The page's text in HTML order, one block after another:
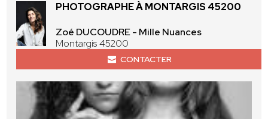
PHOTOGRAPHE À MONTARGIS 45200
Zoé DUCOUDRE - Mille Nuances
Montargis 45200
CONTACTER